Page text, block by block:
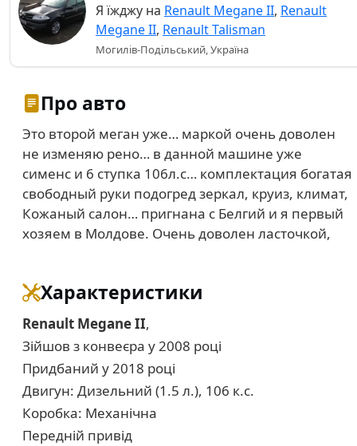
Я їжджу на Renault Megane II, Renault
Megane II, Renault Talisman
Могилів-Подільський, Україна
Про авто
Это второй меган уже… маркой очень доволен
не изменяю рено… в данной машине уже
сименс и 6 ступка 106л.с… комплектация богатая
свободный руки подогред зеркал, круиз, климат,
Кожаный салон… пригнана с Белгий и я первый
хозяем в Молдове. Очень доволен ласточкой,
Характеристики
Renault Megane II,
Зійшов з конвеєра у 2008 році
Придбаний у 2018 році
Двигун: Дизельний (1.5 л.), 106 к.с.
Коробка: Механічна
Передній привід